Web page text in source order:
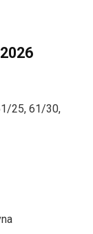
25, 61/30,